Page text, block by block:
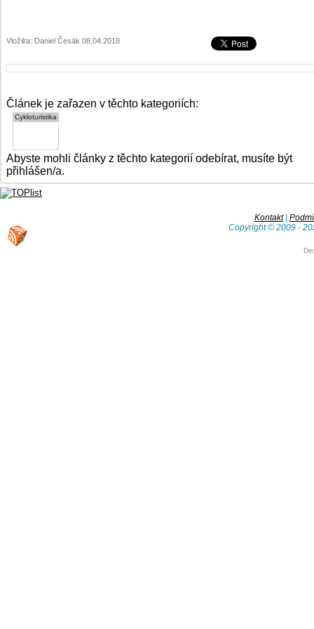
Vložil/a: Daniel Česák 08.04.2018
Článek je zařazen v těchto kategoriích:
Abyste mohli články z těchto kategorií odebírat, musíte být
přihlášen/a.
Kontakt|
Copyright © 2009 -